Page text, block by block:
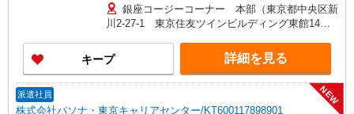
銀座コージーコーナー 本部（東京都中央区新
川2-27-1 東京住友ツインビルディング東館14
キープ 詳細を見る
派遣社員
株式会社パソナ・東京キャリアセンター/KT600117898901
NEW